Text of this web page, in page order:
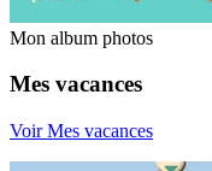
Mon album photos
Mes vacances
Voir Mes vacances